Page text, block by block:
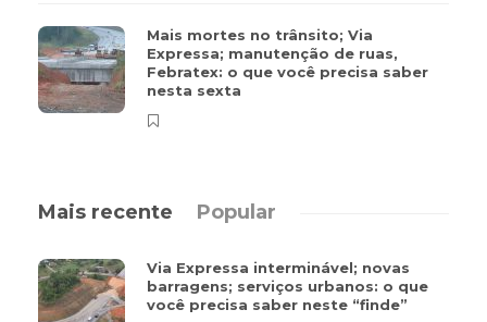
Mais mortes no trânsito; Via
Expressa; manutenção de ruas,
Febratex: o que você precisa saber
nesta sexta
Mais recente Popular
Via Expressa interminável; novas
barragens; serviços urbanos: o que
você precisa saber neste “finde”